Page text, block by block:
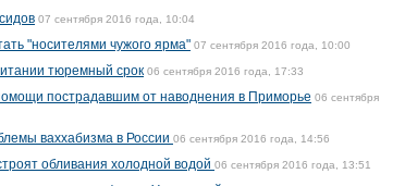
07 сентября 2016 года, 10:04
"носителями чужого ярма" 07 сентября 2016 года, 10:00
тюремный срок 06 сентября 2016 года, 17:33
пострадавшим от наводнения в Приморье 06 сентября
ваххабизма в России 06 сентября 2016 года, 14:56
обливания холодной водой 06 сентября 2016 года, 13:51